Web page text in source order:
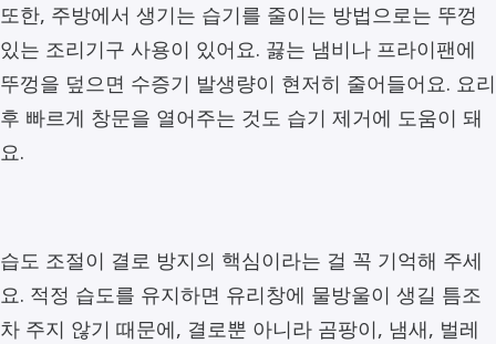
또한, 주방에서 생기는 습기를 줄이는 방법으로는 뚜껑
있는 조리기구 사용이 있어요. 끓는 냄비나 프라이팬에
뚜껑을 덮으면 수증기 발생량이 현저히 줄어들어요. 요리
후 빠르게 창문을 열어주는 것도 습기 제거에 도움이 돼
요.
습도 조절이 결로 방지의 핵심이라는 걸 꼭 기억해 주세
요. 적정 습도를 유지하면 유리창에 물방울이 생길 틈조
차 주지 않기 때문에, 결로뿐 아니라 곰팡이, 냄새, 벌레